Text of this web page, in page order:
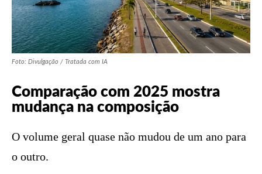
Foto: Divulgação / Tratada com IA
Comparação com 2025 mostra
mudança na composição
O volume geral quase não mudou de um ano para
o outro.